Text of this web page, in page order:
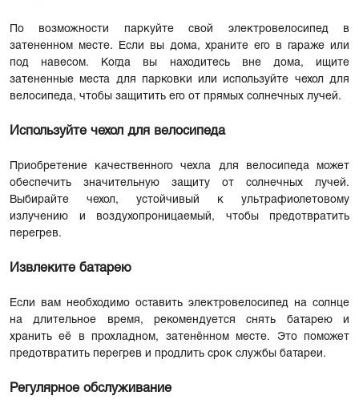
По возможности паркуйте свой электровелосипед в
затененном месте. Если вы дома, храните его в гараже или
под навесом. Когда вы находитесь вне дома, ищите
затененные места для парковки или используйте чехол для
велосипеда, чтобы защитить его от прямых солнечных лучей.
Используйте чехол для велосипеда
Приобретение качественного чехла для велосипеда может
обеспечить значительную защиту от солнечных лучей.
Выбирайте чехол, устойчивый к ультрафиолетовому
излучению и воздухопроницаемый, чтобы предотвратить
перегрев.
Извлеките батарею
Если вам необходимо оставить электровелосипед на солнце
на длительное время, рекомендуется снять батарею и
хранить её в прохладном, затенённом месте. Это поможет
предотвратить перегрев и продлить срок службы батареи.
Регулярное обслуживание